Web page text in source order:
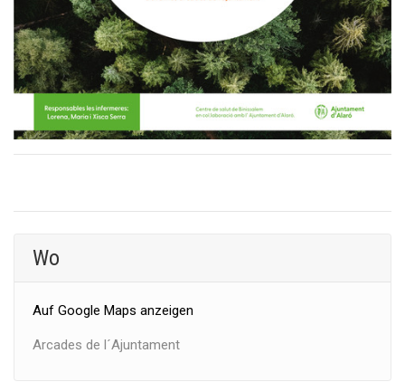
Wo
Auf Google Maps anzeigen
Arcades de l´Ajuntament